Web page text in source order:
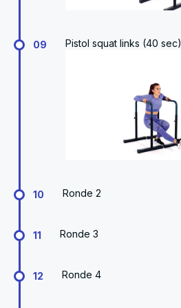
09 Pistol squat links (40 sec)
10 Ronde 2
11 Ronde 3
12 Ronde 4